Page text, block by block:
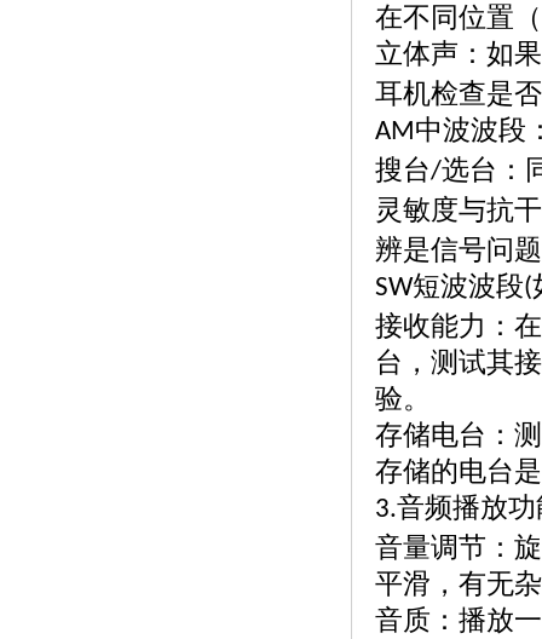
在不同位置
立体声：如
耳机检查是
AM中波波段
搜台/选台：
灵敏度与抗
辨是信号问
SW短波波段(
接收能力：
台，测试其
验。
存储电台：
存储的电台
3.音频播放
音量调节：
平滑，有无
音质：播放